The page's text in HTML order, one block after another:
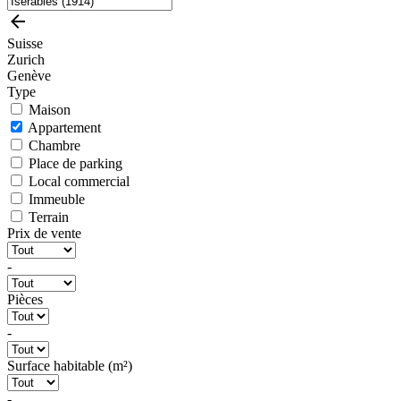
Suisse
Zurich
Genève
Type
Maison
Appartement
Chambre
Place de parking
Local commercial
Immeuble
Terrain
Prix de vente
-
Pièces
-
Surface habitable (m²)